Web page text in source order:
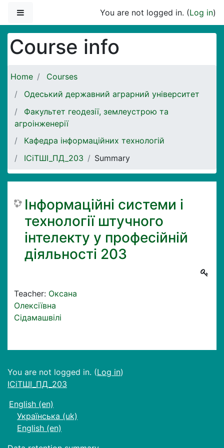
You are not logged in. (Log in)
Course info
Home
Courses
Одеський державний аграрний університет
Факультет геодезії, землеустрою та
агроінженерії
Кафедра інформаційних технологій
ІСіТШІ_ПД_203
Summary
Інформаційні системи і
технології штучного
інтелекту у професійній
діяльності 203
Teacher: Оксана
Олексіївна
Сідамашвілі
You are not logged in. (Log in)
ІСіТШІ_ПД_203
English ‎(en)‎
Українська ‎(uk)‎
English ‎(en)‎